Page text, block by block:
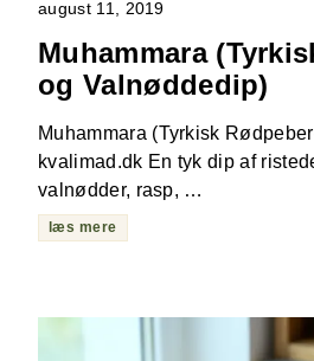
august 11, 2019
Muhammara
og Valnøddedip)
Muhammara (Tyrkisk
kvalimad.dk En tyk dip af
valnødder, rasp, …
læs mere